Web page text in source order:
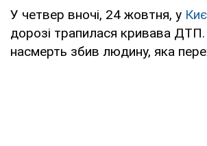
У четвер вночі, 24 жовтня, у
дорозі трапилася кривава ДТП.
насмерть збив людину, яка